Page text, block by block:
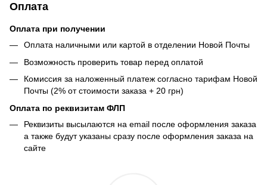
Оплата
Оплата при получении
Оплата наличными или картой в отделении Новой Почты
Возможность проверить товар перед оплатой
Комиссия за наложенный платеж согласно тарифам Новой
Почты (2% от стоимости заказа + 20 грн)
Оплата по реквизитам ФЛП
Реквизиты высылаются на email после оформления заказа
а также будут указаны сразу после оформления заказа на
сайте